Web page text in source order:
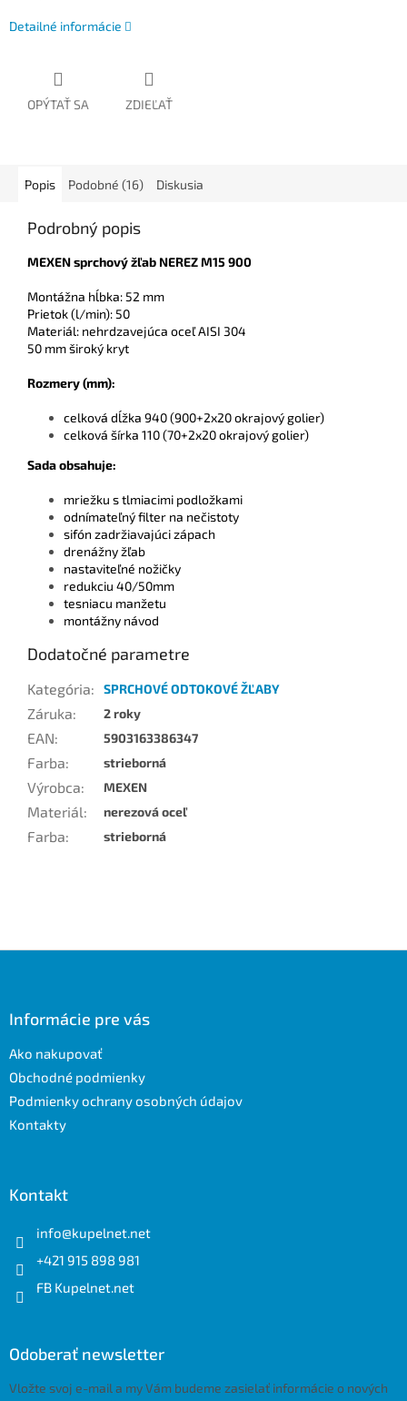
Detailné informácie
OPÝTAŤ SA ZDIEĽAŤ
Popis Podobné (16) Diskusia
Podrobný popis
MEXEN sprchový žľab NEREZ M15 900
Montážna hĺbka: 52 mm
Prietok (l/min): 50
Materiál: nehrdzavejúca oceľ AISI 304
50 mm široký kryt
Rozmery (mm):
celková dĺžka 940 (900+2x20 okrajový golier)
celková šírka 110 (70+2x20 okrajový golier)
Sada obsahuje:
mriežku s tlmiacimi podložkami
odnímateľný filter na nečistoty
sifón zadržiavajúci zápach
drenážny žľab
nastaviteľné nožičky
redukciu 40/50mm
tesniacu manžetu
montážny návod
Dodatočné parametre
Kategória: SPRCHOVÉ ODTOKOVÉ ŽĽABY
Záruka: 2 roky
EAN: 5903163386347
Farba: strieborná
Výrobca: MEXEN
Materiál: nerezová oceľ
Farba: strieborná
Informácie pre vás
Ako nakupovať
Obchodné podmienky
Podmienky ochrany osobných údajov
Kontakty
Kontakt
info@kupelnet.net
+421 915 898 981
FB Kupelnet.net
Odoberať newsletter
Vložte svoj e-mail a my Vám budeme zasielať informácie o nových